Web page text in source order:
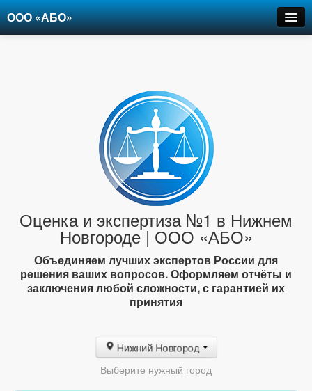
ООО «АБО»
Оценка и экспертиза №1 в Нижнем
Новгороде | ООО «АБО»
Объединяем лучших экспертов России для
решения ваших вопросов. Оформляем отчёты и
заключения любой сложности, с гарантией их
принятия
Нижний Новгород
Выберите нужный город